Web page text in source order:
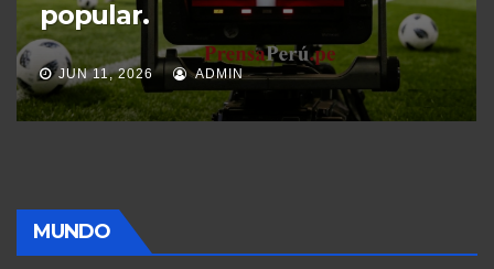
presidente Jerí en Palacio.
DIC 6, 2025 ADMIN
MUNDO
ECONOMÍA MUNDO PERÚ POLÍTICA